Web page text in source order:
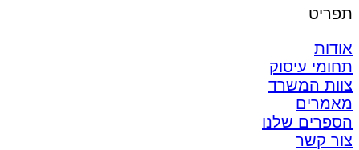
תפריט
אודות
תחומי עיסוק
צוות המשרד
מאמרים
הספרים שלנו
צור קשר